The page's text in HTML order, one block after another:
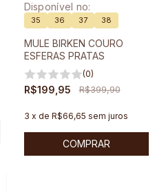
Disponível no:
35 36 37 38
MULE BIRKEN COURO
ESFERAS PRATAS
(0)
R$199,95 R$399,90
3 x de R$66,65 sem juros
COMPRAR